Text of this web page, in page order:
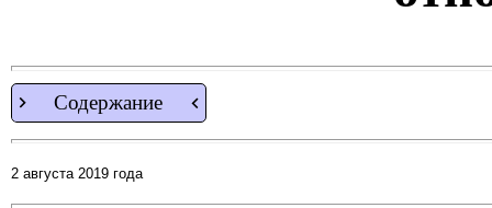
Содержание
2 августа 2019 года